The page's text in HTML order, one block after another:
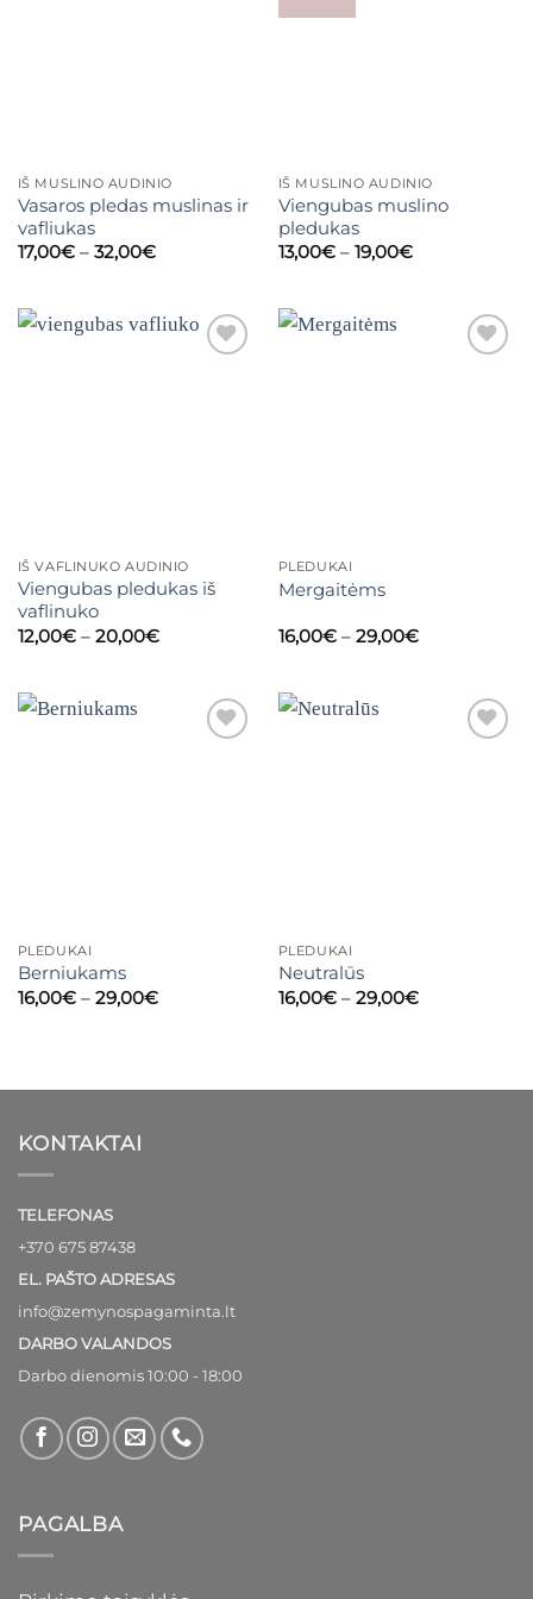
IŠ MUSLINO AUDINIO
Vasaros pledas muslinas ir
vafliukas
17,00€ – 32,00€Price
32,00€
IŠ MUSLINO AUDINIO
Viengubas muslino
pledukas
13,00€ – 19,00€Price
IŠ VAFLINUKO AUDINIO
Viengubas pledukas iš
vaflinuko
12,00€ – 20,00€Price
20,00€
PLEDUKAI
Mergaitėms
16,00€ – 29,00€Price
29,00€
PLEDUKAI
Berniukams
16,00€ – 29,00€Price
PLEDUKAI
Neutralūs
16,00€ – 29,00€Price
KONTAKTAI
TELEFONAS
+370 675 87438
EL. PAŠTO ADRESAS
info@zemynospagaminta.lt
DARBO VALANDOS
Darbo dienomis 10:00 - 18:00
PAGALBA